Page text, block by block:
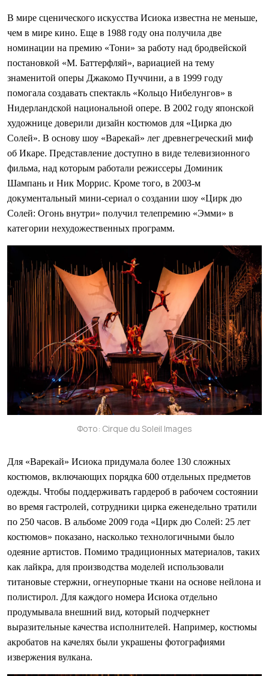
В мире сценического искусства Исиока известна не меньше,
чем в мире кино. Еще в 1988 году она получила две
номинации на премию «Тони» за работу над бродвейской
постановкой «М. Баттерфляй», вариацией на тему
знаменитой оперы Джакомо Пуччини, а в 1999 году
помогала создавать спектакль «Кольцо Нибелунгов» в
Нидерландской национальной опере. В 2002 году японской
художнице доверили дизайн костюмов для «Цирка дю
Солей». В основу шоу «Варекай» лег древнегреческий миф
об Икаре. Представление доступно в виде телевизионного
фильма, над которым работали режиссеры Доминик
Шампань и Ник Моррис. Кроме того, в 2003-м
документальный мини-сериал о создании шоу «Цирк дю
Солей: Огонь внутри» получил телепремию «Эмми» в
категории нехудожественных программ.
Фото: Cirque du Soleil Images
Для «Варекай» Исиока придумала более 130 сложных
костюмов, включающих порядка 600 отдельных предметов
одежды. Чтобы поддерживать гардероб в рабочем состоянии
во время гастролей, сотрудники цирка еженедельно тратили
по 250 часов. В альбоме 2009 года «Цирк дю Солей: 25 лет
костюмов» показано, насколько технологичными было
одеяние артистов. Помимо традиционных материалов, таких
как лайкра, для производства моделей использовали
титановые стержни, огнеупорные ткани на основе нейлона и
полистирол. Для каждого номера Исиока отдельно
продумывала внешний вид, который подчеркнет
выразительные качества исполнителей. Например, костюмы
акробатов на качелях были украшены фотографиями
извержения вулкана.